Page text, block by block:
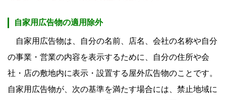
自家用広告物の適用除外
自家用広告物は、自分の名前、店名、会社の名称や自分
の事業・営業の内容を表示するために、自分の住所や会
社・店の敷地内に表示・設置する屋外広告物のことです。
自家用広告物が、次の基準を満たす場合には、禁止地域に